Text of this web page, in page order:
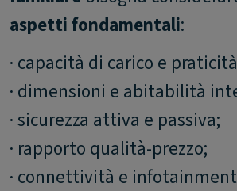
aspetti fondamentali:
· capacità di carico e
· dimensioni e abitabilità
· sicurezza attiva e passiva;
· rapporto qualità-prezzo;
· connettività e